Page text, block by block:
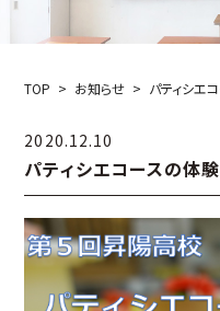
TOP お知らせ パティシエ
2020.12.10
パティシエコースの体